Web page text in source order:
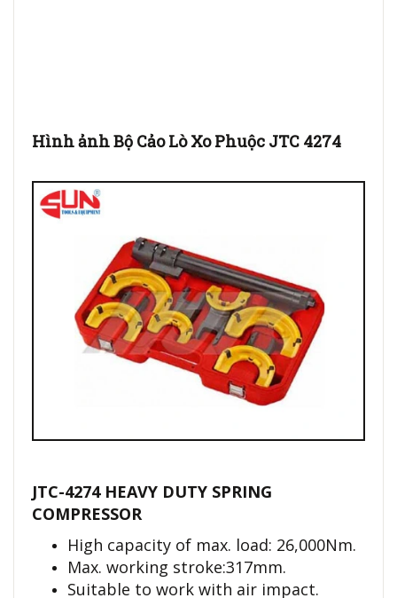
Hình ảnh Bộ Cảo Lò Xo Phuộc JTC 4274
JTC-4274 HEAVY DUTY SPRING
COMPRESSOR
High capacity of max. load: 26,000Nm.
Max. working stroke:317mm.
Suitable to work with air impact.